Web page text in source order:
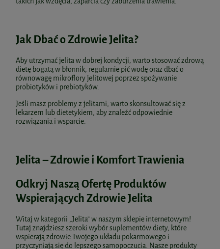
Jak Dbać o Zdrowie Jelita?
Aby utrzymać jelita w dobrej kondycji, warto stosować zdrową
dietę bogatą w błonnik, regularnie pić wodę oraz dbać o
równowagę mikroflory jelitowej poprzez spożywanie
probiotyków i prebiotyków.
Jeśli masz problemy z jelitami, warto skonsultować się z
lekarzem lub dietetykiem, aby znaleźć odpowiednie
rozwiązania i wsparcie.
Jelita – Zdrowie i Komfort Trawienia
Odkryj Naszą Ofertę Produktów
Wspierających Zdrowie Jelita
Witaj w kategorii „Jelita” w naszym sklepie internetowym!
Tutaj znajdziesz szeroki wybór suplementów diety, które
wspierają zdrowie Twojego układu pokarmowego i
przyczyniają się do lepszego samopoczucia. Nasze produkty